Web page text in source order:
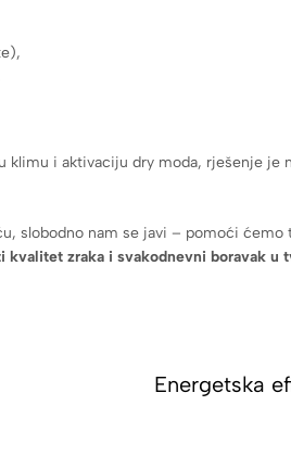
klimu i aktivaciju dry moda, rješenje je
slobodno nam se javi – pomoći
kvalitet zraka i svakodnevni boravak u
Energetska